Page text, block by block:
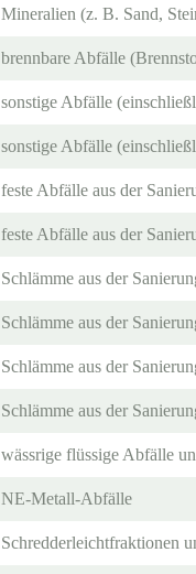
Mineralien (z. B. Sand,
brennbare Abfälle
sonstige Abfälle
sonstige Abfälle
feste Abfälle aus der
feste Abfälle aus der
Schlämme aus der
Schlämme aus der
Schlämme aus der
Schlämme aus der
wässrige flüssige Abfälle
NE-Metall-Abfälle
Schredderleichtfraktionen